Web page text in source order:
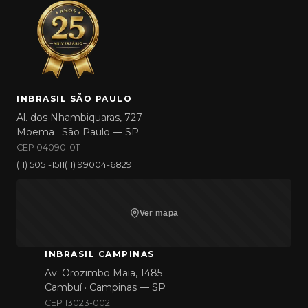
INBRASIL SÃO PAULO
Al. dos Nhambiquaras, 727
Moema · São Paulo — SP
CEP 04090-011
(11) 5051-1511(11) 99004-6829
Ver mapa
INBRASIL CAMPINAS
Av. Orozimbo Maia, 1485
Cambuí · Campinas — SP
CEP 13023-002